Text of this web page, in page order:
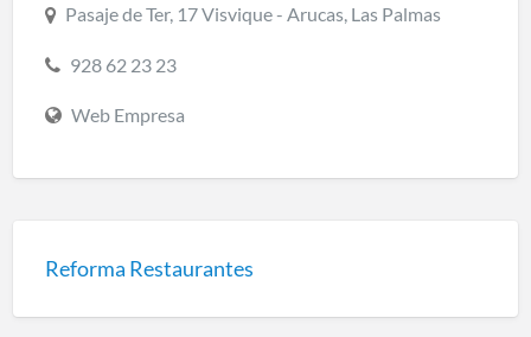
Pasaje de Ter, 17 Visvique - Arucas, Las Palmas
928 62 23 23
Web Empresa
Reforma Restaurantes